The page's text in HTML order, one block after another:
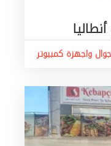
واجهزة كمبيوتر